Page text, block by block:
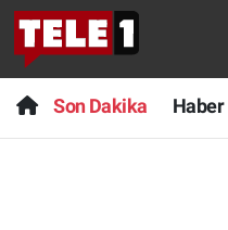
Son Dakika Haber
Anında Manşet
Başka Sohbetler
Son Dakika
Haber
Nöbetçi Eczaneler
Hava Durumu